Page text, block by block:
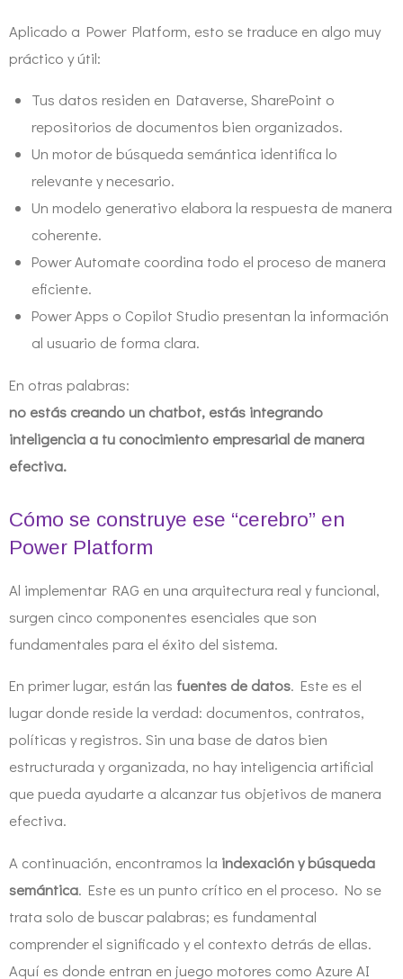
Aplicado a Power Platform, esto se traduce en algo muy
práctico y útil:
Tus datos residen en Dataverse, SharePoint o
repositorios de documentos bien organizados.
Un motor de búsqueda semántica identifica lo
relevante y necesario.
Un modelo generativo elabora la respuesta de manera
coherente.
Power Automate coordina todo el proceso de manera
eficiente.
Power Apps o Copilot Studio presentan la información
al usuario de forma clara.
En otras palabras:
no estás creando un chatbot, estás integrando
inteligencia a tu conocimiento empresarial de manera
efectiva.
Cómo se construye ese “cerebro” en
Power Platform
Al implementar RAG en una arquitectura real y funcional,
surgen cinco componentes esenciales que son
fundamentales para el éxito del sistema.
En primer lugar, están las fuentes de datos. Este es el
lugar donde reside la verdad: documentos, contratos,
políticas y registros. Sin una base de datos bien
estructurada y organizada, no hay inteligencia artificial
que pueda ayudarte a alcanzar tus objetivos de manera
efectiva.
A continuación, encontramos la indexación y búsqueda
semántica. Este es un punto crítico en el proceso. No se
trata solo de buscar palabras; es fundamental
comprender el significado y el contexto detrás de ellas.
Aquí es donde entran en juego motores como Azure AI